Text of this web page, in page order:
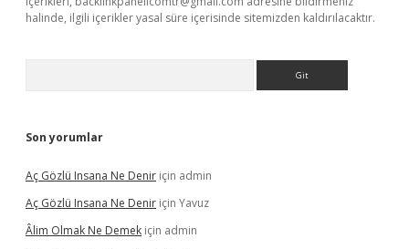
halinde, ilgili içerikler yasal süre içerisinde sitemizden kaldırılacaktır.
Son yorumlar
Aç Gözlü Insana Ne Denir için admin
Aç Gözlü Insana Ne Denir için Yavuz
Âlim Olmak Ne Demek için admin